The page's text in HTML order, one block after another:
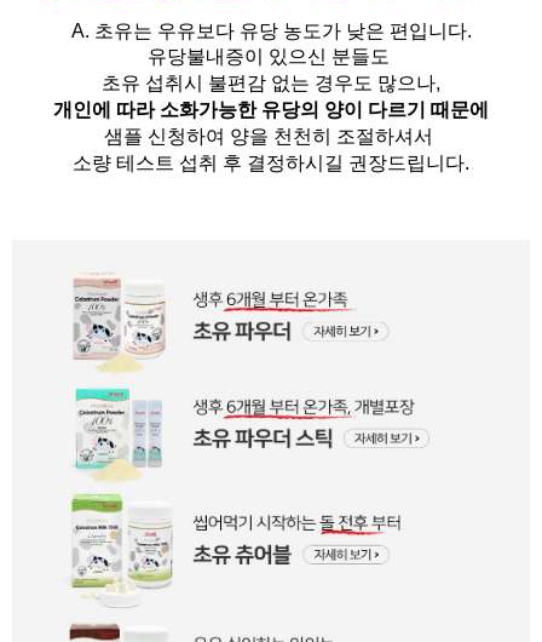
A. 초유는 우유보다 유당 농도가 낮은 편입니다.
유당불내증이 있으신 분들도
초유 섭취시 불편감 없는 경우도 많으나,
개인에 따라 소화가능한 유당의 양이 다르기 때문에
샘플 신청하여 양을 천천히 조절하셔서
소량 테스트 섭취 후 결정하시길 권장드립니다.